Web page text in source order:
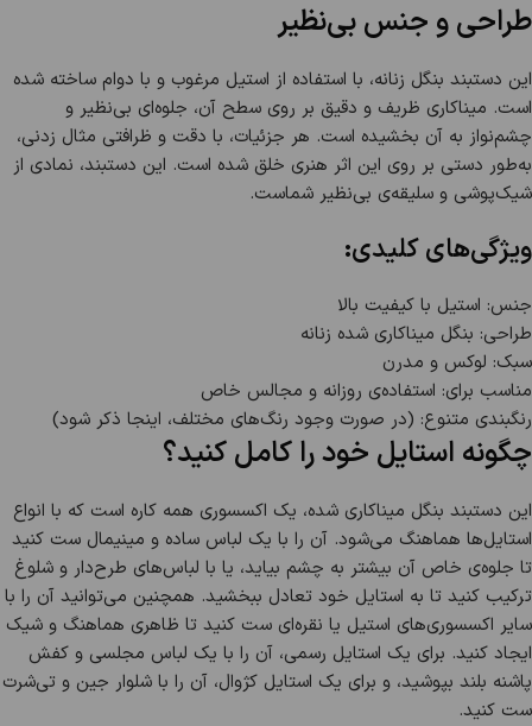
طراحی و جنس بی‌نظیر
این دستبند بنگل زنانه، با استفاده از استیل مرغوب و با دوام ساخته شده
است. میناکاری ظریف و دقیق بر روی سطح آن، جلوه‌ای بی‌نظیر و
چشم‌نواز به آن بخشیده است. هر جزئیات، با دقت و ظرافتی مثال زدنی،
به‌طور دستی بر روی این اثر هنری خلق شده است. این دستبند، نمادی از
شیک‌پوشی و سلیقه‌ی بی‌نظیر شماست.
ویژگی‌های کلیدی:
جنس: استیل با کیفیت بالا
طراحی: بنگل میناکاری شده زنانه
سبک: لوکس و مدرن
مناسب برای: استفاده‌ی روزانه و مجالس خاص
رنگبندی متنوع: (در صورت وجود رنگ‌های مختلف، اینجا ذکر شود)
چگونه استایل خود را کامل کنید؟
این دستبند بنگل میناکاری شده، یک اکسسوری همه کاره است که با انواع
استایل‌ها هماهنگ می‌شود. آن را با یک لباس ساده و مینیمال ست کنید
تا جلوه‌ی خاص آن بیشتر به چشم بیاید، یا با لباس‌های طرح‌دار و شلوغ
ترکیب کنید تا به استایل خود تعادل ببخشید. همچنین می‌توانید آن را با
سایر اکسسوری‌های استیل یا نقره‌ای ست کنید تا ظاهری هماهنگ و شیک
ایجاد کنید. برای یک استایل رسمی، آن را با یک لباس مجلسی و کفش
پاشنه بلند بپوشید، و برای یک استایل کژوال، آن را با شلوار جین و تی‌شرت
ست کنید.